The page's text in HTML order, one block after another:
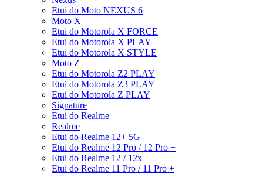
Etui do Moto NEXUS 6
Moto X
Etui do Motorola X FORCE
Etui do Motorola X PLAY
Etui do Motorola X STYLE
Moto Z
Etui do Motorola Z2 PLAY
Etui do Motorola Z3 PLAY
Etui do Motorola Z PLAY
Signature
Etui do Realme
Realme
Etui do Realme 12+ 5G
Etui do Realme 12 Pro / 12 Pro +
Etui do Realme 12 / 12x
Etui do Realme 11 Pro / 11 Pro +